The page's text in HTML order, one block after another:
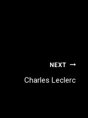
NEXT
Charles Leclerc